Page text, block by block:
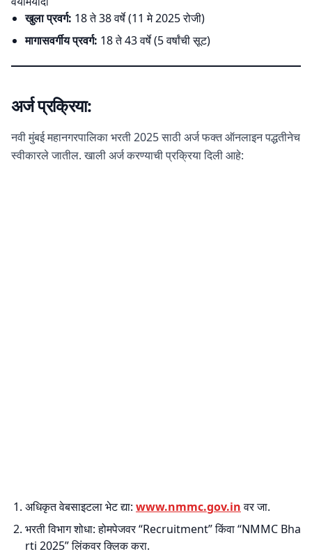
खुला प्रवर्ग: 18 ते 38 वर्षे (11 मे 2025 रोजी)
मागासवर्गीय प्रवर्ग: 18 ते 43 वर्षे (5 वर्षांची सूट)
अर्ज प्रक्रिया:
नवी मुंबई महानगरपालिका भरती 2025 साठी अर्ज फक्त ऑनलाइन पद्धतीनेच
स्वीकारले जातील. खाली अर्ज करण्याची प्रक्रिया दिली आहे:
अधिकृत वेबसाइटला भेट द्या: www.nmmc.gov.inवर जा.
भरती विभाग शोधा: होमपेजवर “Recruitment” किंवा “NMMC Bha
rti 2025” लिंकवर क्लिक करा.